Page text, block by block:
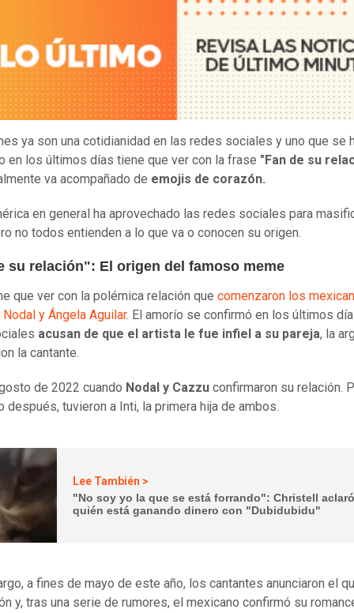
ya son una cotidianidad en las redes sociales y uno que se
en los últimos días tiene que ver con la frase "Fan de su
va acompañado de emojis de corazón.
en general ha aprovechado las redes sociales para
no todos entienden a lo que va o conocen su origen.
su relación": El origen del famoso meme
que ver con la polémica relación que comenzaron los
y Ángela Aguilar. El amorío se confirmó en los últimos
acusan de que el artista le fue infiel a su pareja, la
la cantante.
de 2022 cuando Nodal y Cazzu confirmaron su relación.
después, tuvieron a Inti, la primera hija de ambos.
Lee También >
"No soy yo la que se está forrando": Christell
quién está ganando dinero con "Dubidubidu"
a fines de mayo de este año, los cantantes anunciaron el
y, tras una serie de rumores, el mexicano confirmó su